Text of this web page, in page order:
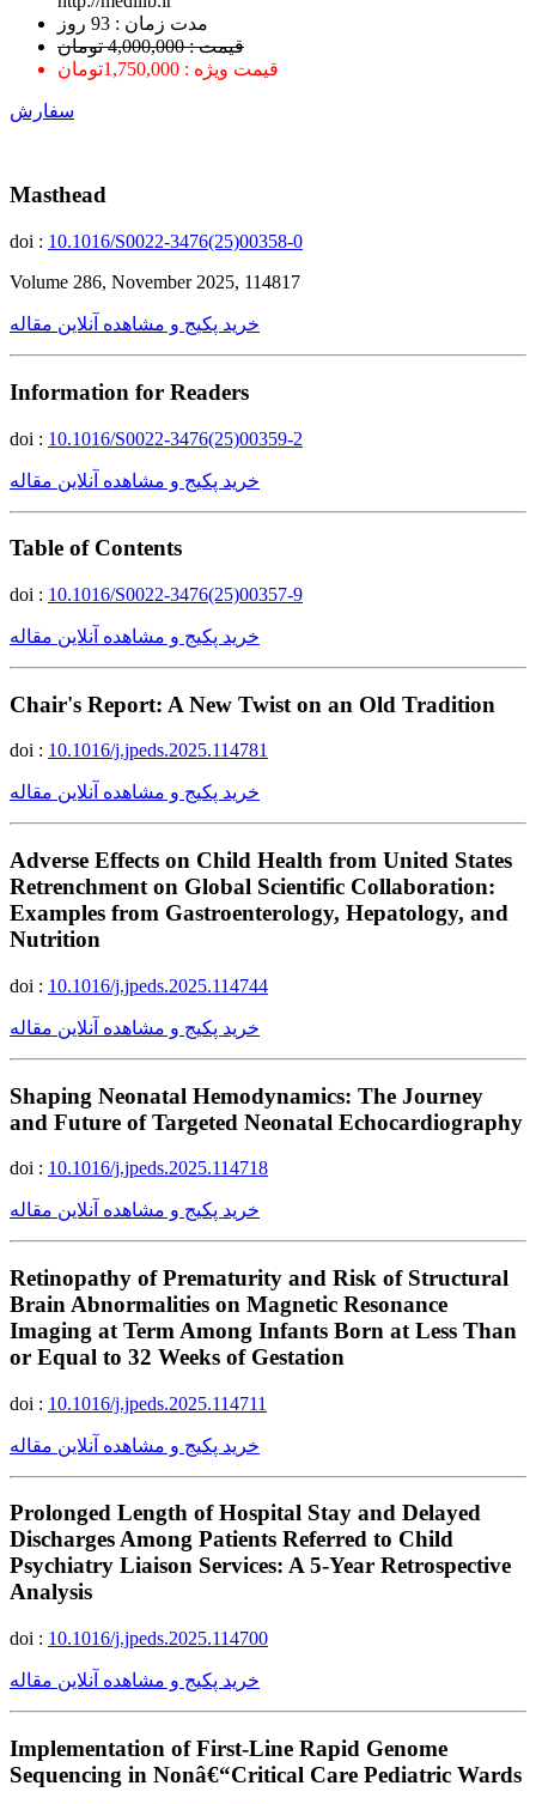
ﻣﺪﺕ ﺯﻣﺎﻥ : 93 ﺭﻭﺯ
قیمت : 4,000,000 تومان
قیمت ویژه : 1,750,000تومان
سفارش
Masthead
doi : 10.1016/S0022-3476(25)00358-0
Volume 286, November 2025, 114817
خرید پکیج و مشاهده آنلاین مقاله
Information for Readers
doi : 10.1016/S0022-3476(25)00359-2
خرید پکیج و مشاهده آنلاین مقاله
Table of Contents
doi : 10.1016/S0022-3476(25)00357-9
خرید پکیج و مشاهده آنلاین مقاله
Chair's Report: A New Twist on an Old Tradition
doi : 10.1016/j.jpeds.2025.114781
خرید پکیج و مشاهده آنلاین مقاله
Adverse Effects on Child Health from United States
Retrenchment on Global Scientific Collaboration:
Examples from Gastroenterology, Hepatology, and
Nutrition
doi : 10.1016/j.jpeds.2025.114744
خرید پکیج و مشاهده آنلاین مقاله
Shaping Neonatal Hemodynamics: The Journey
and Future of Targeted Neonatal Echocardiography
doi : 10.1016/j.jpeds.2025.114718
خرید پکیج و مشاهده آنلاین مقاله
Retinopathy of Prematurity and Risk of Structural
Brain Abnormalities on Magnetic Resonance
Imaging at Term Among Infants Born at Less Than
or Equal to 32 Weeks of Gestation
doi : 10.1016/j.jpeds.2025.114711
خرید پکیج و مشاهده آنلاین مقاله
Prolonged Length of Hospital Stay and Delayed
Discharges Among Patients Referred to Child
Psychiatry Liaison Services: A 5-Year Retrospective
Analysis
doi : 10.1016/j.jpeds.2025.114700
خرید پکیج و مشاهده آنلاین مقاله
Implementation of First-Line Rapid Genome
Sequencing in Nonâ€“Critical Care Pediatric Wards